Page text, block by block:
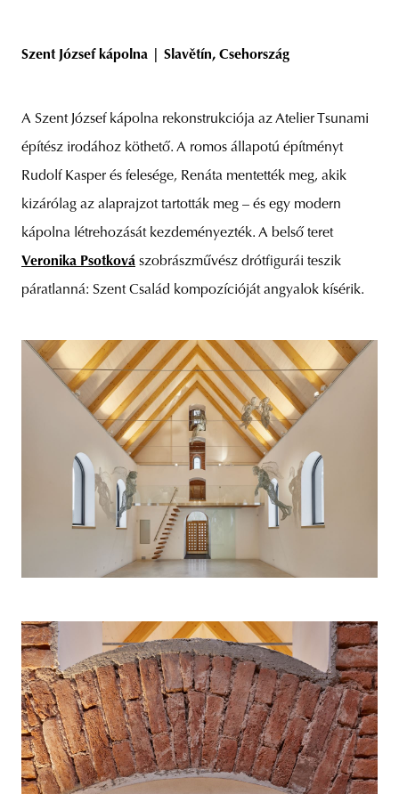
Szent József kápolna | Slavětín, Csehország
A Szent József kápolna rekonstrukciója az Atelier Tsunami
építész irodához köthető. A romos állapotú építményt
Rudolf Kasper és felesége, Renáta mentették meg, akik
kizárólag az alaprajzot tartották meg – és egy modern
kápolna létrehozását kezdeményezték. A belső teret
Veronika Psotková szobrászművész drótfigurái teszik
páratlanná: Szent Család kompozícióját angyalok kísérik.